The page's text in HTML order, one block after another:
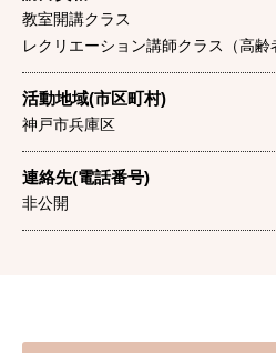
教室開講クラス
レクリエーション講師クラス（高齢
活動地域(市区町村)
神戸市兵庫区
連絡先(電話番号)
非公開